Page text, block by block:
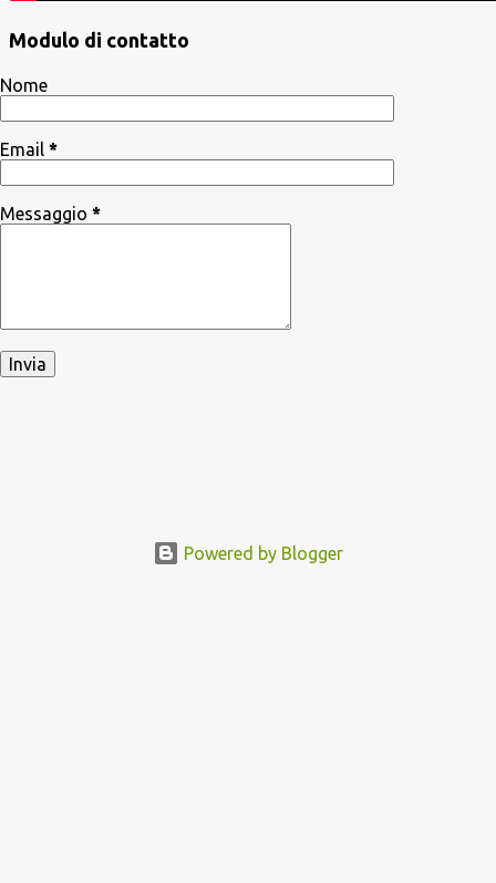
Modulo di contatto
Nome
Email *
Messaggio *
Powered by Blogger